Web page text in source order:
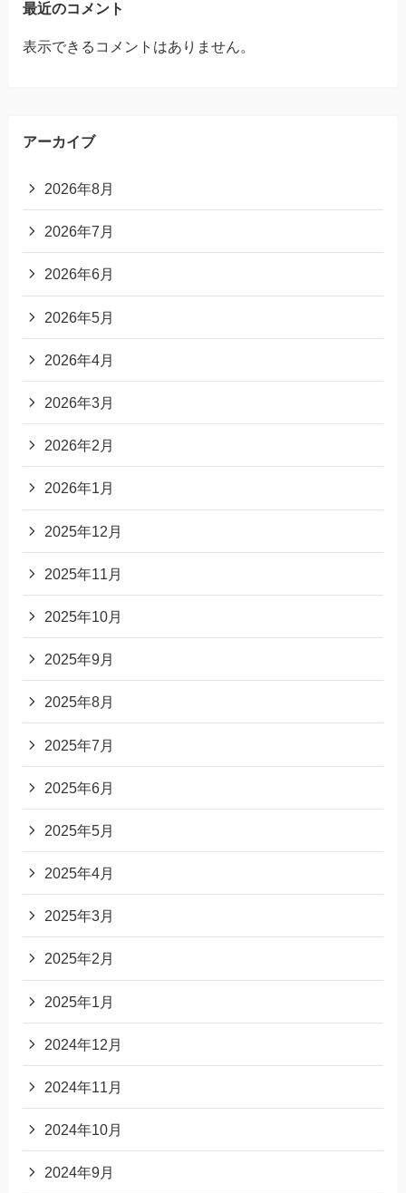
最近のコメント
表示できるコメントはありません。
アーカイブ
2026年8月
2026年7月
2026年6月
2026年5月
2026年4月
2026年3月
2026年2月
2026年1月
2025年12月
2025年11月
2025年10月
2025年9月
2025年8月
2025年7月
2025年6月
2025年5月
2025年4月
2025年3月
2025年2月
2025年1月
2024年12月
2024年11月
2024年10月
2024年9月